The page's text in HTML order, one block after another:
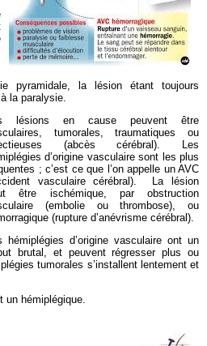
la lésion étant toujours
la paralysie.
lésions en cause peuvent être
tumorales, traumatiques ou
(abcès cérébral). Les
d’origine vasculaire sont les plus
; c’est ce que l’on appelle un AVC
vasculaire cérébral). La lésion
être ischémique, par obstruction
(embolie ou thrombose), ou
(rupture d’anévrisme cérébral).
hémiplégies d’origine vasculaire ont un
brutal, et peuvent régresser plus ou
tumorales s’installent lentement et
un hémiplégique.